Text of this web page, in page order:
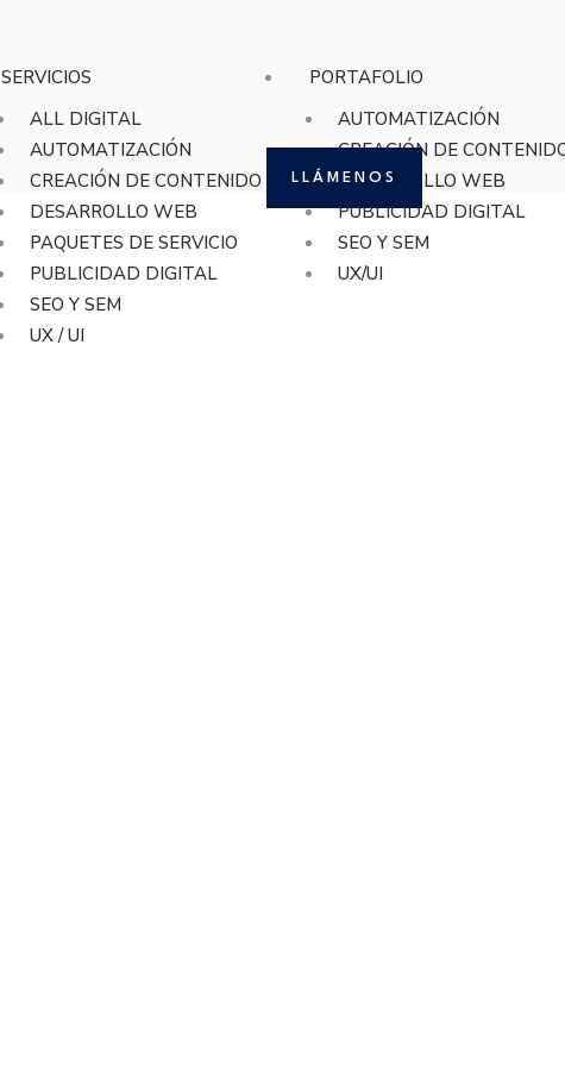
SERVICIOS
ALL DIGITAL
AUTOMATIZACIÓN
CREACIÓN DE CONTENIDO
DESARROLLO WEB
PAQUETES DE SERVICIO
PUBLICIDAD DIGITAL
SEO Y SEM
UX / UI
PORTAFOLIO
AUTOMATIZACIÓN
CREACIÓN DE
DESARROLLO WEB
PUBLICIDAD DIGITAL
SEO Y SEM
UX/UI
LLÁMENOS